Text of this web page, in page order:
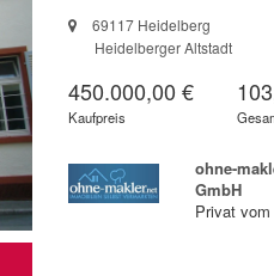
69117 Heidelberg
Heidelberger Altstadt
450.000,00 €
Kaufpreis
ohne-
GmbH
Privat